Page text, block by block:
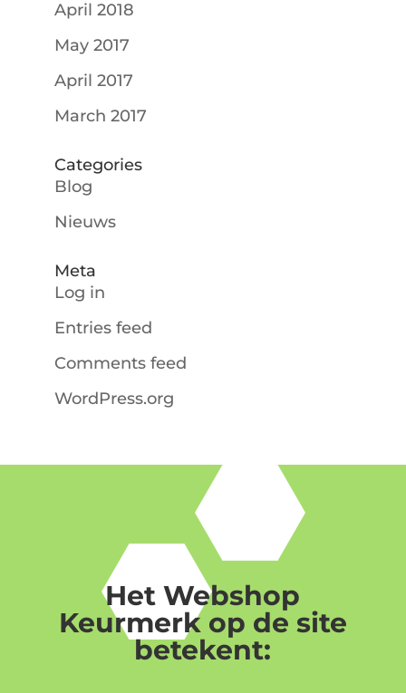
April 2018
May 2017
April 2017
March 2017
Categories
Blog
Nieuws
Meta
Log in
Entries feed
Comments feed
WordPress.org
Het Webshop
Keurmerk op de site
betekent: